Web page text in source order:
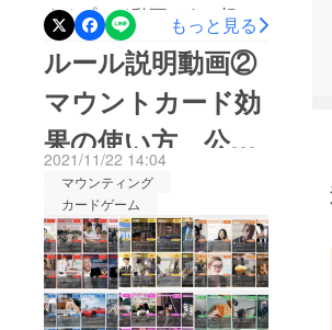
するプレイ動画です。相手
との駆け引きで一気に形勢
逆転のチャンスも！？読み
合いが面白いギミックに
なっているかと思いますの
でぜひご覧ください
♪https://youtube.com/shorts/
QWcrBJ_UXcM?
feature=share
もっと見る
ルール説明動画②
マウントカード効
果の使い方、公開
しました！
2021/11/22 14:04
マウンティング
カードゲーム